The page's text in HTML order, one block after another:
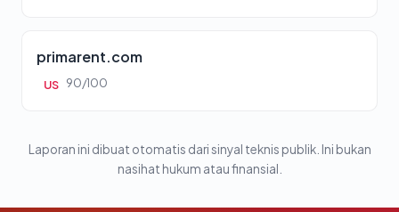
primarent.com
US 90/100
Laporan ini dibuat otomatis dari sinyal teknis publik. Ini bukan
nasihat hukum atau finansial.